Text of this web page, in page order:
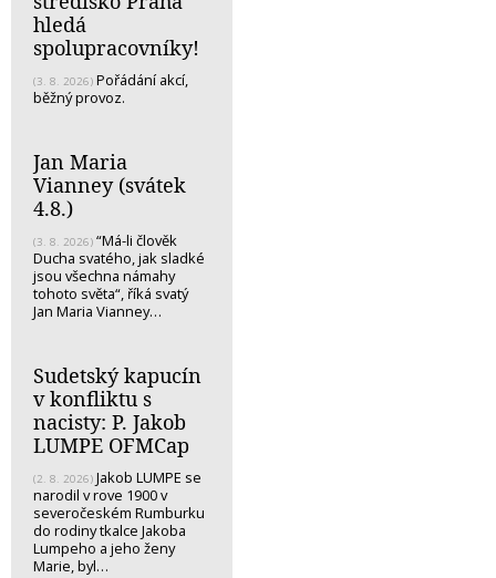
hledá
spolupracovníky!
(3. 8. 2026) Pořádání akcí,
běžný provoz.
Jan Maria
Vianney (svátek
4.8.)
(3. 8. 2026) “Má-li člověk
Ducha svatého, jak sladké
jsou všechna námahy
tohoto světa“, říká svatý
Jan Maria Vianney…
Sudetský kapucín
v konfliktu s
nacisty: P. Jakob
LUMPE OFMCap
(2. 8. 2026) Jakob LUMPE se
narodil v rove 1900 v
severočeském Rumburku
do rodiny tkalce Jakoba
Lumpeho a jeho ženy
Marie, byl…